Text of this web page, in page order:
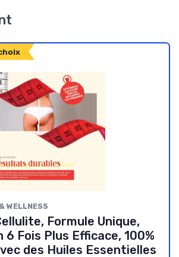
WELLNESS
Formule Unique,
Fois Plus Efficace, 100%
des Huiles Essentielles